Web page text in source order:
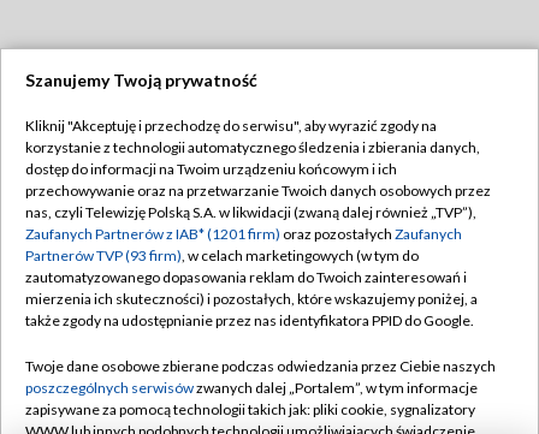
TVP
Abonament TVP
Emisja w TVP
Centrum informacji TVP
Naziemna Telewizja Cyfrowa
Rada Programowa
System NOS
Regulamin TVP
Polityka prywatności
Moje zgody
Pomoc
Kontakt
Szanujemy Twoją prywatność
Kliknij "Akceptuję i przechodzę do serwisu", aby wyrazić zgody na
korzystanie z technologii automatycznego śledzenia i zbierania danych,
dostęp do informacji na Twoim urządzeniu końcowym i ich
przechowywanie oraz na przetwarzanie Twoich danych osobowych przez
nas, czyli Telewizję Polską S.A. w likwidacji (zwaną dalej również „TVP”),
Zaufanych Partnerów z IAB* (1201 firm) oraz pozostałych Zaufanych
Partnerów TVP (93 firm), w celach marketingowych (w tym do
zautomatyzowanego dopasowania reklam do Twoich zainteresowań i
mierzenia ich skuteczności) i pozostałych, które wskazujemy poniżej, a
także zgody na udostępnianie przez nas identyfikatora PPID do Google.
Twoje dane osobowe zbierane podczas odwiedzania przez Ciebie naszych
poszczególnych serwisówzwanych dalej „Portalem”, w tym informacje
zapisywane za pomocą technologii takich jak: pliki cookie, sygnalizatory